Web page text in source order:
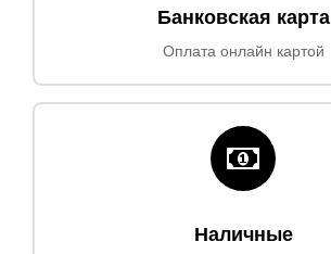
Банковская карта
Оплата онлайн картой
Наличные